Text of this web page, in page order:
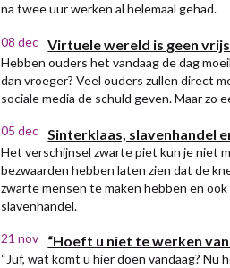
na twee uur werken al helemaal gehad.
08 dec Virtuele wereld is geen
Hebben ouders het vandaag de dag
dan vroeger? Veel ouders zullen direct
sociale media de schuld geven. Maar zo
05 dec Sinterklaas, slavenhandel
Het verschijnsel zwarte piet kun je niet
bezwaarden hebben laten zien dat de
zwarte mensen te maken hebben en
slavenhandel.
21 nov “Hoeft u niet te werken
“Juf, wat komt u hier doen vandaag?